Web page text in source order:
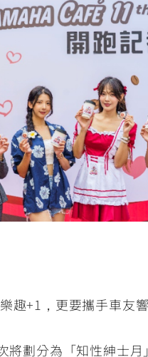
趣+1，更要攜手車友
將劃分為「知性紳士月